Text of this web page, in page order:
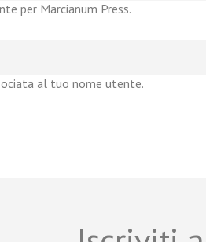
per Marcianum Press.
al tuo nome utente.